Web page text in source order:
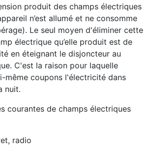
produit des champs électriques
n’est allumé et ne consomme
Le seul moyen d'éliminer cette
électrique qu’elle produit est de
en éteignant le disjoncteur au
C'est la raison pour laquelle
même coupons l'électricité dans
nuit.
courantes de champs électriques
radio